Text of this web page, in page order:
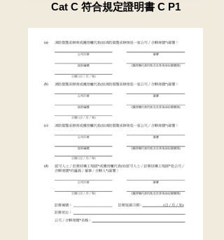
Cat C 符合規定證明書 C P1